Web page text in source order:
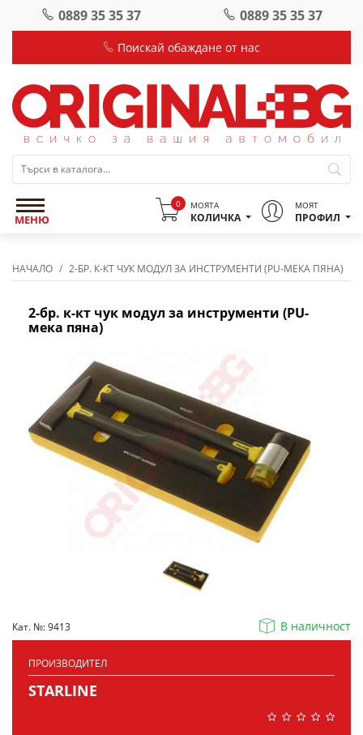
0889 35 35 37 0889 35 35 37
Поискай обаждане от нас
МЕНЮ
0 МОЯТА
КОЛИЧКА
МОЯТ
ПРОФИЛ
НАЧАЛО 2-БР. К-КТ ЧУК МОДУЛ ЗА ИНСТРУМЕНТИ (PU-МЕКА ПЯНА)
2-бр. к-кт чук модул за инструменти (PU-
мека пяна)
Кат. №: 9413 В наличност
ПРОИЗВОДИТЕЛ
STARLINE